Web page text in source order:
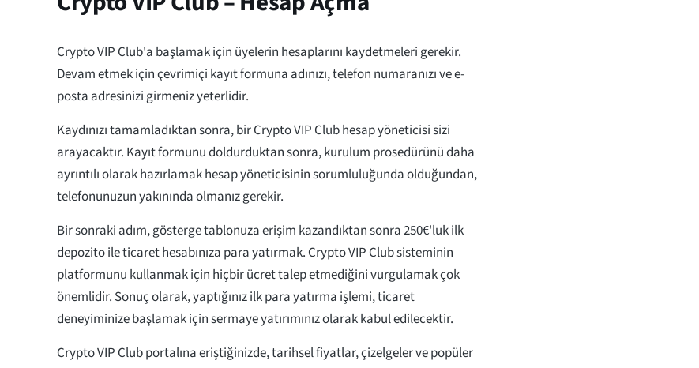
Crypto VIP Club'a başlamak için üyelerin hesaplarını kaydetmeleri gerekir.
Devam etmek için çevrimiçi kayıt formuna adınızı, telefon numaranızı ve e-
posta adresinizi girmeniz yeterlidir.
Kaydınızı tamamladıktan sonra, bir Crypto VIP Club hesap yöneticisi sizi
arayacaktır. Kayıt formunu doldurduktan sonra, kurulum prosedürünü daha
ayrıntılı olarak hazırlamak hesap yöneticisinin sorumluluğunda olduğundan,
telefonunuzun yakınında olmanız gerekir.
Bir sonraki adım, gösterge tablonuza erişim kazandıktan sonra 250€'luk ilk
depozito ile ticaret hesabınıza para yatırmak. Crypto VIP Club sisteminin
platformunu kullanmak için hiçbir ücret talep etmediğini vurgulamak çok
önemlidir. Sonuç olarak, yaptığınız ilk para yatırma işlemi, ticaret
deneyiminize başlamak için sermaye yatırımınız olarak kabul edilecektir.
Crypto VIP Club portalına eriştiğinizde, tarihsel fiyatlar, çizelgeler ve popüler